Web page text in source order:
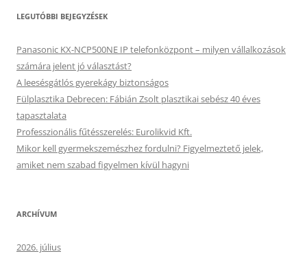
LEGUTÓBBI BEJEGYZÉSEK
Panasonic KX-NCP500NE IP telefonközpont – milyen vállalkozások
számára jelent jó választást?
A leesésgátlós gyerekágy biztonságos
Fülplasztika Debrecen: Fábián Zsolt plasztikai sebész 40 éves
tapasztalata
Professzionális fűtésszerelés: Eurolikvid Kft.
Mikor kell gyermekszemészhez fordulni? Figyelmeztető jelek,
amiket nem szabad figyelmen kívül hagyni
ARCHÍVUM
2026. július